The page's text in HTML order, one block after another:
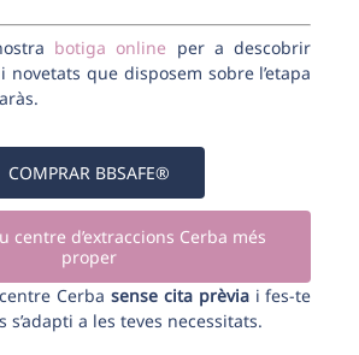
botiga online per a descobrir
novetats que disposem sobre l’etapa
COMPRAR BBSAFE®
centre d’extraccions Cerba més
proper
Cerba sense cita prèviai fes-te
s’adapti a les teves necessitats.